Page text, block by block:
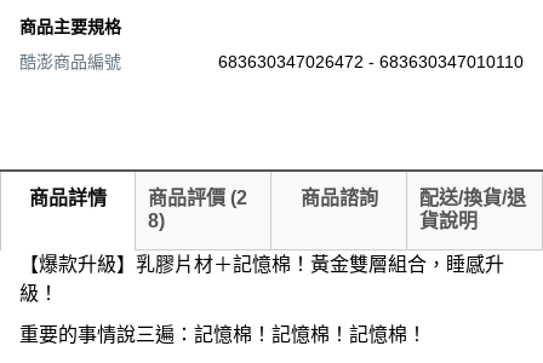
商品主要規格
酷澎商品編號
683630347026472 - 683630347010110
商品詳情 商品評價 (2
8)
商品諮詢
配送/換貨/退
貨說明
【爆款升級】乳膠片材＋記憶棉！黃金雙層組合，睡感升
級！
重要的事情說三遍：記憶棉！記憶棉！記憶棉！